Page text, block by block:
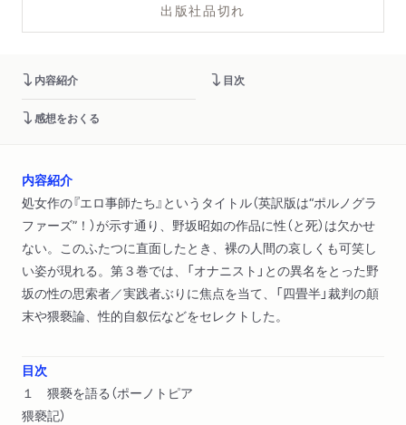
出版社品切れ
内容紹介 目次
感想をおくる
内容紹介
処女作の『エロ事師たち』というタイトル（英訳版は“ポルノグラ
ファーズ”！）が示す通り、野坂昭如の作品に性（と死）は欠かせ
ない。このふたつに直面したとき、裸の人間の哀しくも可笑し
い姿が現れる。第３巻では、「オナニスト」との異名をとった野
坂の性の思索者／実践者ぶりに焦点を当て、「四畳半」裁判の顛
末や猥褻論、性的自叙伝などをセレクトした。
目次
１ 猥褻を語る（ポーノトピア
猥褻記）